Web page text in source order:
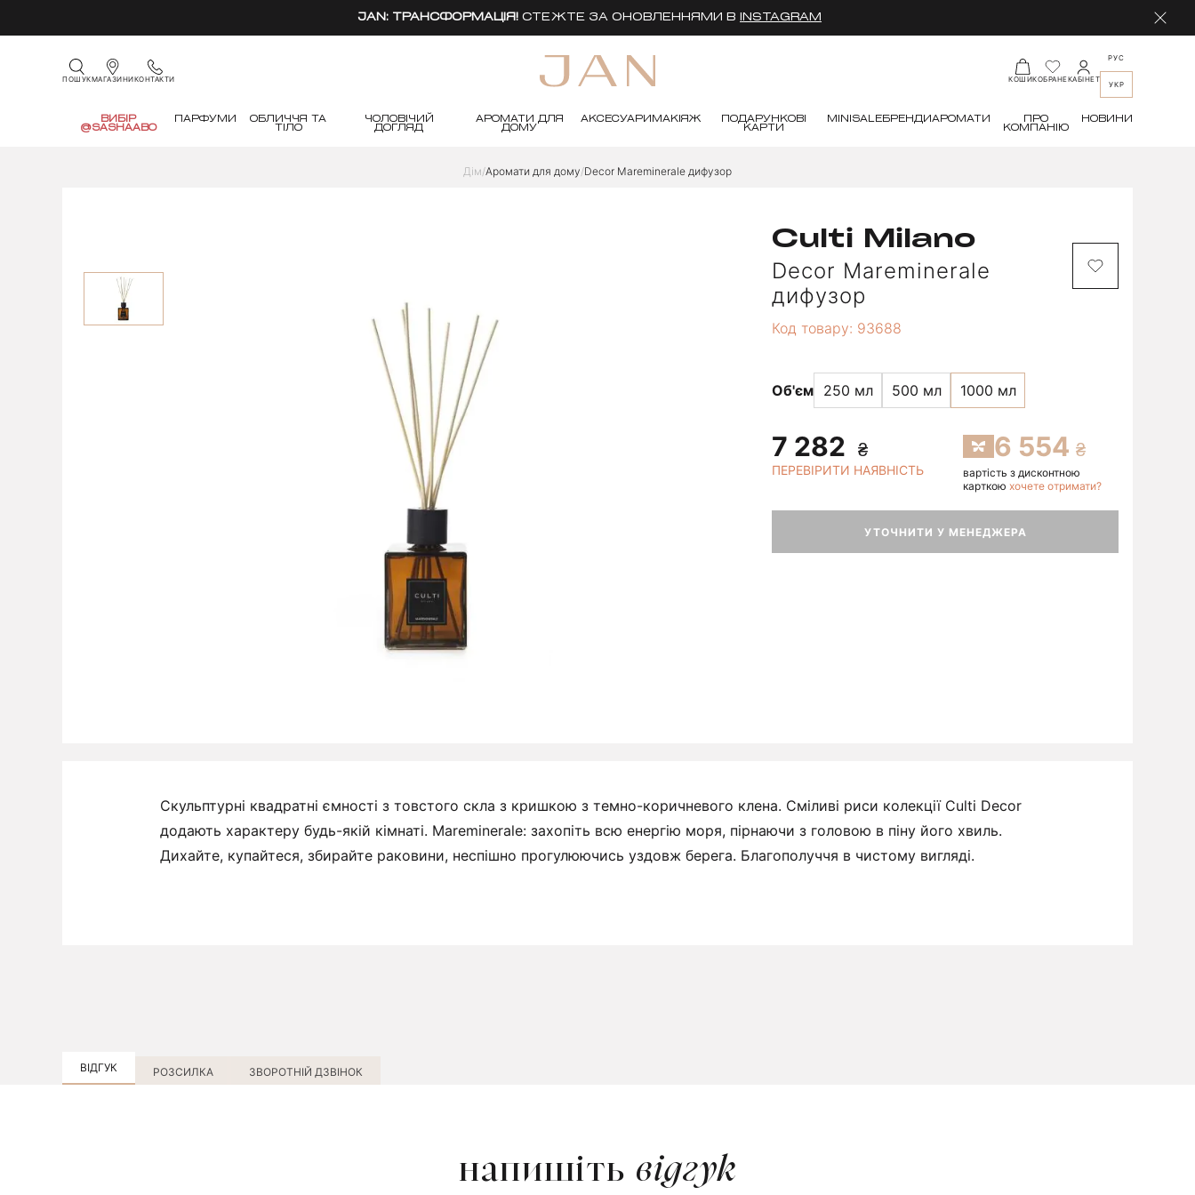
JAN: ТРАНСФОРМАЦІЯ! СТЕЖТЕ ЗА ОНОВЛЕННЯМИ В INSTAGRAM
ПОШУКМАГАЗИНИКОНТАКТИ КОШИКОБРАНЕКАБІНЕТ
РУС
УКР
ВИБІР
@SASHAABO
ПАРФУМИ
ОБЛИЧЧЯ ТА
ТІЛО
ЧОЛОВІЧИЙ
ДОГЛЯД
АРОМАТИ ДЛЯ
ДОМУ
АКСЕСУАРИ МАКІЯЖ
ПОДАРУНКОВІ
КАРТИ
MINI SALEБРЕНДИ АРОМАТИ
ПРО
КОМПАНІЮ
НОВИНИ
Дім Аромати для дому Decor Mareminerale дифузор
Culti Milano
Decor Mareminerale
дифузор
Код товару: 93688
Об'єм 250 мл 500 мл 1000 мл
7 282
ПЕРЕВІРИТИ НАЯВНІСТЬ
6 554
вартість з дисконтною
карткою хочете отримати?
УТОЧНИТИ У МЕНЕДЖЕРА
Скульптурні квадратні ємності з товстого скла з кришкою з темно-коричневого клена. Сміливі риси колекції Culti Decor
додають характеру будь-якій кімнаті. Mareminerale: захопіть всю енергію моря, пірнаючи з головою в піну його хвиль.
Дихайте, купайтеся, збирайте раковини, неспішно прогулюючись уздовж берега. Благополуччя в чистому вигляді.
ВІДГУК РОЗСИЛКА ЗВОРОТНІЙ ДЗВІНОК
напишіть відгук